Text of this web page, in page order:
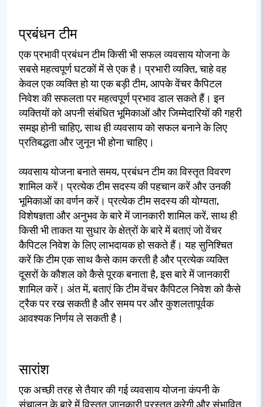
प्रबंधन टीम
एक प्रभावी प्रबंधन टीम किसी भी सफल व्यवसाय योजना के
सबसे महत्वपूर्ण घटकों में से एक है। प्रभारी व्यक्ति, चाहे वह
केवल एक व्यक्ति हो या एक बड़ी टीम, आपके वेंचर कैपिटल
निवेश की सफलता पर महत्वपूर्ण प्रभाव डाल सकते हैं। इन
व्यक्तियों को अपनी संबंधित भूमिकाओं और जिम्मेदारियों की गहरी
समझ होनी चाहिए, साथ ही व्यवसाय को सफल बनाने के लिए
प्रतिबद्धता और जुनून भी होना चाहिए।
व्यवसाय योजना बनाते समय, प्रबंधन टीम का विस्तृत विवरण
शामिल करें। प्रत्येक टीम सदस्य की पहचान करें और उनकी
भूमिकाओं का वर्णन करें। प्रत्येक टीम सदस्य की योग्यता,
विशेषज्ञता और अनुभव के बारे में जानकारी शामिल करें, साथ ही
किसी भी ताकत या सुधार के क्षेत्रों के बारे में बताएं जो वेंचर
कैपिटल निवेश के लिए लाभदायक हो सकते हैं। यह सुनिश्चित
करें कि टीम एक साथ कैसे काम करती है और प्रत्येक व्यक्ति
दूसरों के कौशल को कैसे पूरक बनाता है, इस बारे में जानकारी
शामिल करें। अंत में, बताएं कि टीम वेंचर कैपिटल निवेश को कैसे
ट्रैक पर रख सकती है और समय पर और कुशलतापूर्वक
आवश्यक निर्णय ले सकती है।
सारांश
एक अच्छी तरह से तैयार की गई व्यवसाय योजना कंपनी के